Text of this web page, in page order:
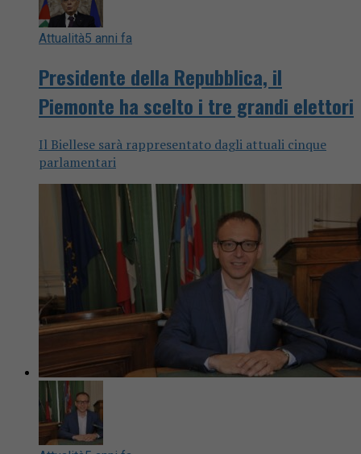
Attualità5 anni fa
Presidente della Repubblica, il
Piemonte ha scelto i tre grandi elettori
Il Biellese sarà rappresentato dagli attuali cinque
parlamentari